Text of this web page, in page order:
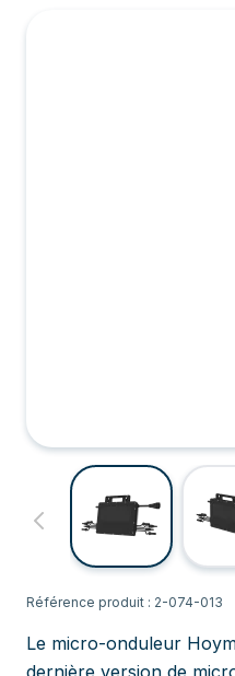
Référence produit : 2-074-013
Le micro-onduleur
dernière version de